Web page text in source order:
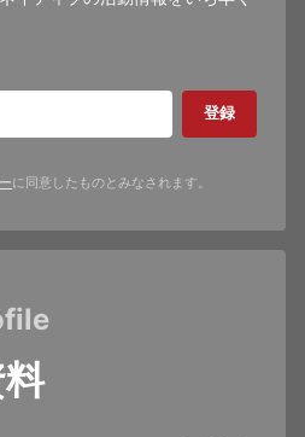
登録
に同意したものとみなされます。